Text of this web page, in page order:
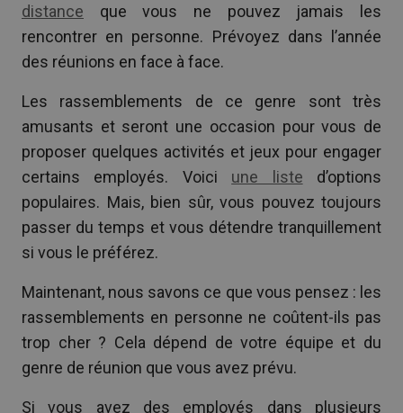
distance que vous ne pouvez jamais les
rencontrer en personne. Prévoyez dans l’année
des réunions en face à face.
Les rassemblements de ce genre sont très
amusants et seront une occasion pour vous de
proposer quelques activités et jeux pour engager
certains employés. Voici une liste d’options
populaires. Mais, bien sûr, vous pouvez toujours
passer du temps et vous détendre tranquillement
si vous le préférez.
Maintenant, nous savons ce que vous pensez : les
rassemblements en personne ne coûtent-ils pas
trop cher ? Cela dépend de votre équipe et du
genre de réunion que vous avez prévu.
Si vous avez des employés dans plusieurs